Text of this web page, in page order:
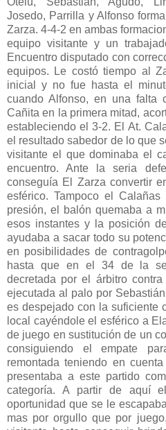
Josedo, Parrilla y Alfonso
Zarza. 4-4-2 en ambas
equipo visitante y un
Encuentro disputado con
equipos. Le costó tiempo al
inicial y no fue hasta el
cuando Alfonso, en una falta
Cañita en la primera mitad,
estableciendo el 3-2. El At.
el resultado sabedor de lo que
visitante el que dominaba el
encuentro. Ante la seria
conseguía El Zarza convertir
esférico. Tampoco el
presión, el balón quemaba a
esos instantes y la posición
ayudaba a sacar todo su
en posibilidades de
hasta que en el 34 de la
decretada por el árbitro
ejecutada al palo por
es despejado con la suficiente
local cayéndole el esférico a
de juego en sustitución de un
consiguiendo el empate
remontada teniendo en
presentaba a este partido
categoría. A partir de aquí
oportunidad que se le
mas por orgullo que por